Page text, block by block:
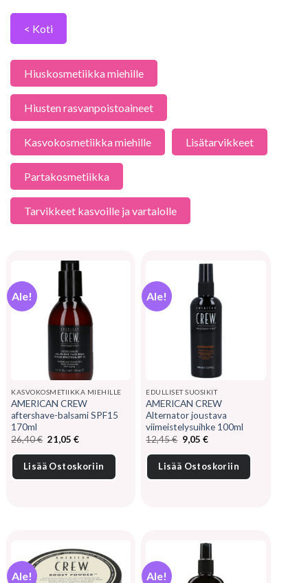
< Koti
Hiuskosmetiikka miehille
Hiusten rasvanpoistoaineet
Kasvokosmetiikka miehille Lisätarvikkeet
Partakosmetiikka
Tarvikkeet kasvoille ja vartalolle
Ale!
KASVOKOSMETIIKKA MIEHILLE
AMERICAN CREW
aftershave-balsami SPF15
170ml
26,40€ Alkuperäinen
hinta
oli:
26,40 €.
21,05€Nykyinen
on:
21,05 €.
Lisää Ostoskoriin
Ale!
EDULLISET SUOSIKIT
AMERICAN CREW
Alternator joustava
viimeistelysuihke 100ml
12,45€ Alkuperäinen
hinta
oli:
12,45 €.
9,05€Nykyinen
on:
9,05 €.
Lisää Ostoskoriin
Ale! Ale!